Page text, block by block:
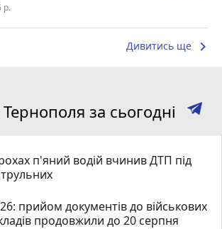
р.
Дивитись ще keyboard_arrow_right
за сьогодні
п'яний водій вчинив ДТП під
прийом документів до військових
продовжили до 20 серпня